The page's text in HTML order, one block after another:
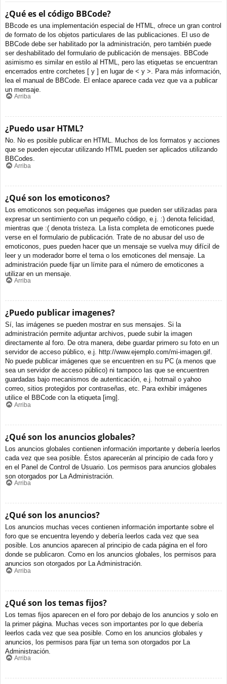
¿Qué es el código BBCode?
BBcode es una implementación especial de HTML, ofrece un gran control
de formato de los objetos particulares de las publicaciones. El uso de
BBCode debe ser habilitado por la administración, pero también puede
ser deshabilitado del formulario de publicación de mensajes. BBCode
asimismo es similar en estilo al HTML, pero las etiquetas se encuentran
encerrados entre corchetes [ y ] en lugar de < y >. Para más información,
lea el manual de BBCode. El enlace aparece cada vez que va a publicar
un mensaje.
Arriba
¿Puedo usar HTML?
No. No es posible publicar en HTML. Muchos de los formatos y acciones
que se pueden ejecutar utilizando HTML pueden ser aplicados utilizando
BBCodes.
Arriba
¿Qué son los emoticonos?
Los emoticonos son pequeñas imágenes que pueden ser utilizadas para
expresar un sentimiento con un pequeño código, e.j. :) denota felicidad,
mientras que :( denota tristeza. La lista completa de emoticones puede
verse en el formulario de publicación. Trate de no abusar del uso de
emoticonos, pues pueden hacer que un mensaje se vuelva muy difícil de
leer y un moderador borre el tema o los emoticones del mensaje. La
administración puede fijar un límite para el número de emoticones a
utilizar en un mensaje.
Arriba
¿Puedo publicar imagenes?
Sí, las imágenes se pueden mostrar en sus mensajes. Si la
administración permite adjuntar archivos, puede subir la imagen
directamente al foro. De otra manera, debe guardar primero su foto en un
servidor de acceso público, e.j. http://www.ejemplo.com/mi-imagen.gif.
No puede publicar imágenes que se encuentren en su PC (a menos que
sea un servidor de acceso público) ni tampoco las que se encuentren
guardadas bajo mecanismos de autenticación, e.j. hotmail o yahoo
correo, sitios protegidos por contraseñas, etc. Para exhibir imágenes
utilice el BBCode con la etiqueta [img].
Arriba
¿Qué son los anuncios globales?
Los anuncios globales contienen información importante y debería leerlos
cada vez que sea posible. Éstos aparecerán al principio de cada foro y
en el Panel de Control de Usuario. Los permisos para anuncios globales
son otorgados por La Administración.
Arriba
¿Qué son los anuncios?
Los anuncios muchas veces contienen información importante sobre el
foro que se encuentra leyendo y debería leerlos cada vez que sea
posible. Los anuncios aparecen al principio de cada página en el foro
donde se publicaron. Como en los anuncios globales, los permisos para
anuncios son otorgados por La Administración.
Arriba
¿Qué son los temas fijos?
Los temas fijos aparecen en el foro por debajo de los anuncios y solo en
la primer página. Muchas veces son importantes por lo que debería
leerlos cada vez que sea posible. Como en los anuncios globales y
anuncios, los permisos para fijar un tema son otorgados por La
Administración.
Arriba